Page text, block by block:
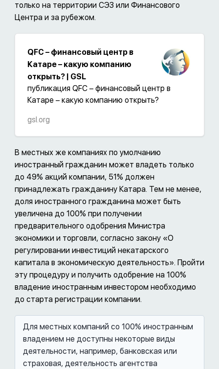
только на территории СЭЗ или Финансового
Центра и за рубежом.
QFC – финансовый центр в
Катаре – какую компанию
открыть? | GSL
публикация QFC – финансовый центр в
Катаре – какую компанию открыть?
gsl.org
В местных же компаниях по умолчанию
иностранный гражданин может владеть только
до 49% акций компании, 51% должен
принадлежать гражданину Катара. Тем не менее,
доля иностранного гражданина может быть
увеличена до 100% при получении
предварительного одобрения Министра
экономики и торговли, согласно закону «О
регулировании инвестиций некатарского
капитала в экономическую деятельность». Пройти
эту процедуру и получить одобрение на 100%
владение иностранным инвестором необходимо
до старта регистрации компании.
Для местных компаний со 100% иностранным
владением не доступны некоторые виды
деятельности, например, банковская или
страховая, деятельность агентства